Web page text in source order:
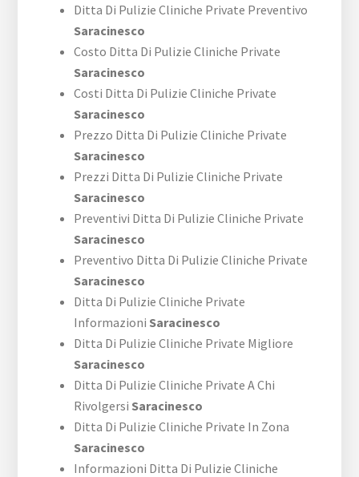
Ditta Di Pulizie Cliniche Private Preventivo
Saracinesco
Costo Ditta Di Pulizie Cliniche Private
Saracinesco
Costi Ditta Di Pulizie Cliniche Private
Saracinesco
Prezzo Ditta Di Pulizie Cliniche Private
Saracinesco
Prezzi Ditta Di Pulizie Cliniche Private
Saracinesco
Preventivi Ditta Di Pulizie Cliniche Private
Saracinesco
Preventivo Ditta Di Pulizie Cliniche Private
Saracinesco
Ditta Di Pulizie Cliniche Private
Informazioni Saracinesco
Ditta Di Pulizie Cliniche Private Migliore
Saracinesco
Ditta Di Pulizie Cliniche Private A Chi
Rivolgersi Saracinesco
Ditta Di Pulizie Cliniche Private In Zona
Saracinesco
Informazioni Ditta Di Pulizie Cliniche